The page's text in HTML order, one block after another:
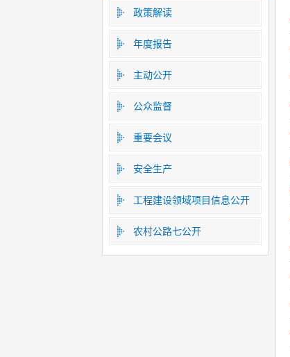
政策解读
年度报告
主动公开
公众监督
重要会议
安全生产
工程建设领域项目信息公开
农村公路七公开